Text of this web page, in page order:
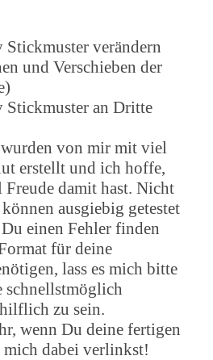
verändern
und Verschieben der
Stickmuster an Dritte
von mir mit viel
erstellt und ich hoffe,
Freude damit hast. Nicht
ausgiebig getestet
einen Fehler finden
für deine
lass es mich bitte
schnellstmöglich
zu sein.
wenn Du deine fertigen
mich dabei verlinkst!